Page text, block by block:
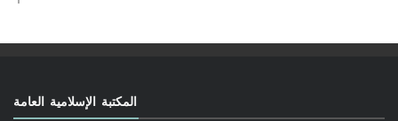
المكتبة الإسلامية العامة